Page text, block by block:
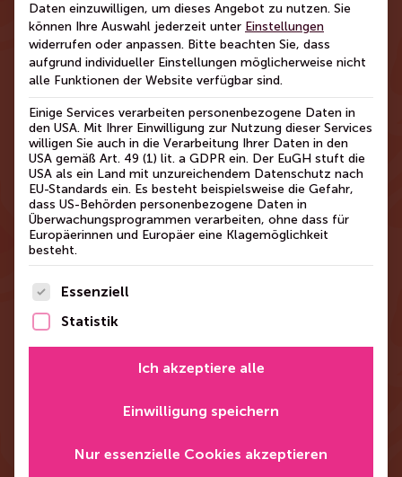
„Frauen sind Caregiver und haben oft
den Fokus auf der Familie und weniger
auf sich selbst. Ob Mütter, Töchter,
Schwestern oder Freundinnen – um für
sie auch gut für sich selbst sorgen.“
Fraueninformationsdienstes
Gesunde Frauen sind das Fundament einer
täglich zur Aufgabe Frauen zu Themen der
Daten einzuwilligen, um dieses Angebot zu nutzen. Sie
können Ihre Auswahl jederzeit unter Einstellungen
widerrufen oder anpassen. Bitte beachten Sie, dass
aufgrund individueller Einstellungen möglicherweise nicht
alle Funktionen der Website verfügbar sind.
Einige Services verarbeiten personenbezogene Daten in
den USA. Mit Ihrer Einwilligung zur Nutzung dieser Services
willigen Sie auch in die Verarbeitung Ihrer Daten in den
USA gemäß Art. 49 (1) lit. a GDPR ein. Der EuGH stuft die
USA als ein Land mit unzureichendem Datenschutz nach
EU-Standards ein. Es besteht beispielsweise die Gefahr,
dass US-Behörden personenbezogene Daten in
Überwachungsprogrammen verarbeiten, ohne dass für
Europäerinnen und Europäer eine Klagemöglichkeit
besteht.
Es folgt eine Liste der Service-Gruppen, für die
Essenziell
Statistik
Ich akzeptiere alle
Einwilligung speichern
Nur essenzielle Cookies akzeptieren